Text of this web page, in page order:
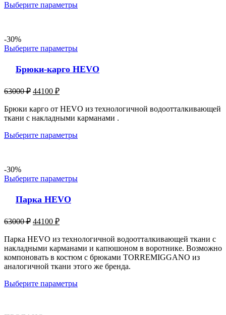
Выберите параметры
-30%
Выберите параметры
Брюки-карго HEVO
63000₽ 44100 ₽
Брюки карго от HEVO из технологичной водоотталкивающей
ткани с накладными карманами .
Выберите параметры
-30%
Выберите параметры
Парка HEVO
63000₽ 44100 ₽
Парка HEVO из технологичной водоотталкивающей ткани с
накладными карманами и капюшоном в воротнике. Возможно
компоновать в костюм с брюками TORREMIGGANO из
аналогичной ткани этого же бренда.
Выберите параметры